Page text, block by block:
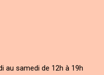
au samedi de 12h à 19h